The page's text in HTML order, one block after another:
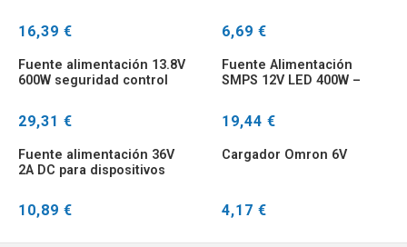
16,39 €
10A
6,69 €
Fuente alimentación 13.8V
600W seguridad control
29,31 €
Fuente Alimentación
SMPS 12V LED 400W –
19,44 €
Fuente alimentación 36V
2A DC para dispositivos
10,89 €
Cargador Omron 6V
4,17 €